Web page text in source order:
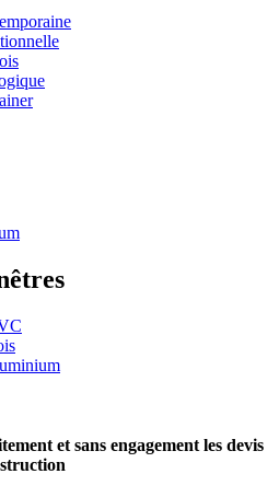
et sans engagement les devis